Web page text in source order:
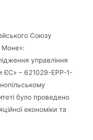
Союзу
управління
ЄС» – 621029-EPP-1-
було проведено
економіки та